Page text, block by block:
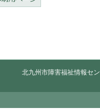
北九州市障害福祉情報セ